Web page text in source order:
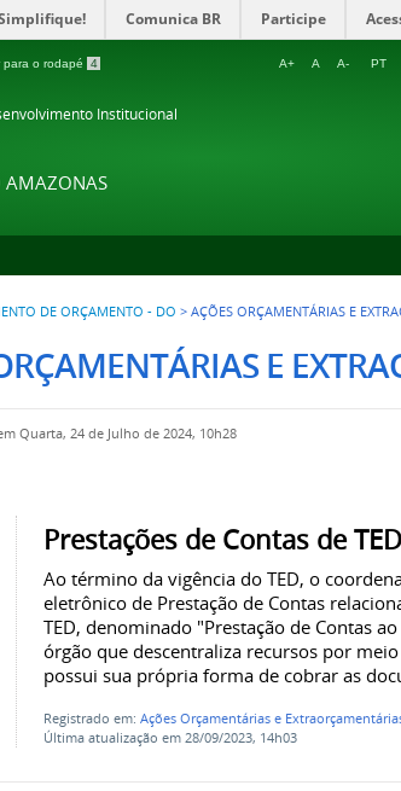
Comunica BR Participe
para o rodapé 4 A+ A A- PT
Institucional
AMAZONAS
DE ORÇAMENTO - DO > AÇÕES ORÇAMENTÁRIAS E
E
Quarta, 24 de Julho de 2024, 10h28
Prestações de Contas de TED
Ao término da vigência do TED, o
eletrônico de Prestação de Contas
TED, denominado "Prestação de Contas
órgão que descentraliza recursos por
possui sua própria forma de cobrar as
Registrado em:Ações Orçamentárias e
Última atualização em 28/09/2023, 14h03